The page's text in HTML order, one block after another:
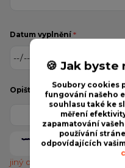
Datum vyplnění *
Opište text z obrázku *
jiný obrázek
🍪 Jak byste
Soubory cookies
fungování našeho
souhlasu také ke
měření
zapamatování
používání
odpovídajících